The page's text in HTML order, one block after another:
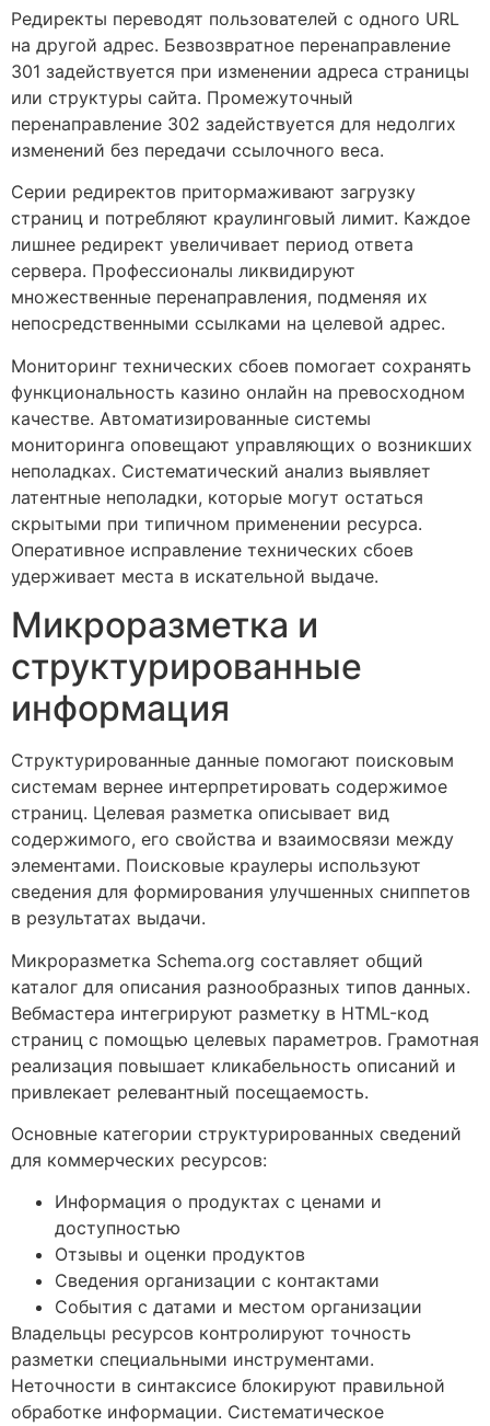
Редиректы переводят пользователей с одного URL
на другой адрес. Безвозвратное перенаправление
301 задействуется при изменении адреса страницы
или структуры сайта. Промежуточный
перенаправление 302 задействуется для недолгих
изменений без передачи ссылочного веса.
Серии редиректов притормаживают загрузку
страниц и потребляют краулинговый лимит. Каждое
лишнее редирект увеличивает период ответа
сервера. Профессионалы ликвидируют
множественные перенаправления, подменяя их
непосредственными ссылками на целевой адрес.
Мониторинг технических сбоев помогает сохранять
функциональность казино онлайн на превосходном
качестве. Автоматизированные системы
мониторинга оповещают управляющих о возникших
неполадках. Систематический анализ выявляет
латентные неполадки, которые могут остаться
скрытыми при типичном применении ресурса.
Оперативное исправление технических сбоев
удерживает места в искательной выдаче.
Микроразметка и
структурированные
информация
Структурированные данные помогают поисковым
системам вернее интерпретировать содержимое
страниц. Целевая разметка описывает вид
содержимого, его свойства и взаимосвязи между
элементами. Поисковые краулеры используют
сведения для формирования улучшенных сниппетов
в результатах выдачи.
Микроразметка Schema.org составляет общий
каталог для описания разнообразных типов данных.
Вебмастера интегрируют разметку в HTML-код
страниц с помощью целевых параметров. Грамотная
реализация повышает кликабельность описаний и
привлекает релевантный посещаемость.
Основные категории структурированных сведений
для коммерческих ресурсов:
Информация о продуктах с ценами и
доступностью
Отзывы и оценки продуктов
Сведения организации с контактами
События с датами и местом организации
Владельцы ресурсов контролируют точность
разметки специальными инструментами.
Неточности в синтаксисе блокируют правильной
обработке информации. Систематическое